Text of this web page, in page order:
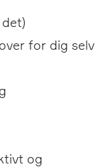
for dig selv
og